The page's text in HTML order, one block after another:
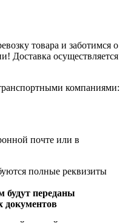
товара и заботимся о
Доставка осуществляется
компаниями:
почте или в
полные реквизиты
будут переданы
документов